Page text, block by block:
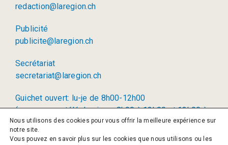
redaction@laregion.ch
Publicité
publicite@laregion.ch
Secrétariat
secretariat@laregion.ch
Guichet ouvert: lu-je de 8h00-12h00
(permanence téléphonique: 8h00 à 12h00 et 13h00 à
17h00)
Nous utilisons des cookies pour vous offrir la meilleure expérience sur
notre site.
Vous pouvez en savoir plus sur les cookies que nous utilisons ou les